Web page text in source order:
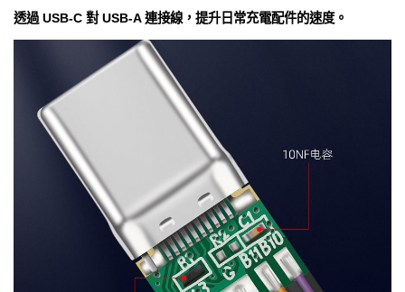
透過 USB-C 對 USB-A 連接線，提升日常充電配件的速度。